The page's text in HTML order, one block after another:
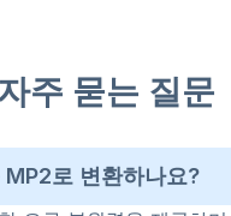
주 묻는 질문
로 변환하나요?